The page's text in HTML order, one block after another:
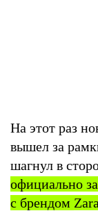
На этот раз
вышел за
шагнул в
официально
с брендом Zara